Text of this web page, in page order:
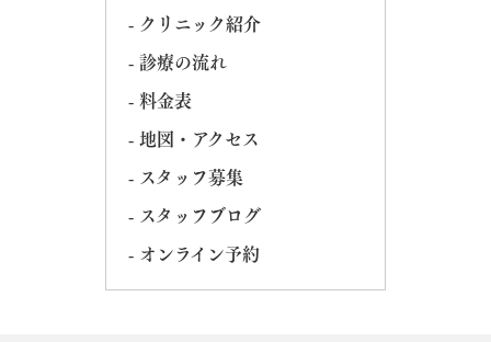
クリニック紹介
診療の流れ
料金表
地図・アクセス
スタッフ募集
スタッフブログ
オンライン予約